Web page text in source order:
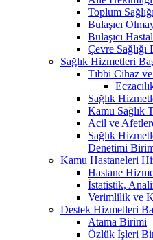
Toplum
Bulaşıcı
Bulaşıcı
Çevre Sağlığı
Sağlık Hizmetleri
Tıbbi Cihaz
Sağlık
Kamu Sağlık
Acil ve
Sağlık
Denetimi
Kamu Hastaneleri
Hastane
İstatistik,
Verimlilik ve
Destek Hizmetleri
Atama Birimi
Özlük İşleri